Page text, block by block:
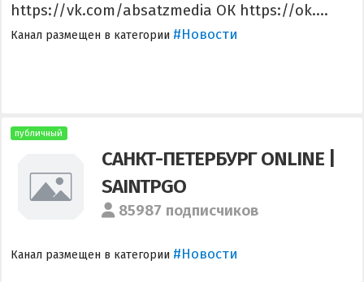
https://vk.com/absatzmedia ОК https://ok....
Канал размещен в категории #Новости
публичный
САНКТ-ПЕТЕРБУРГ ONLINE |
SAINTPGO
85987 подписчиков
Канал размещен в категории #Новости